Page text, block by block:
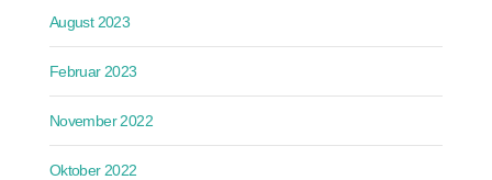
August 2023
Februar 2023
November 2022
Oktober 2022